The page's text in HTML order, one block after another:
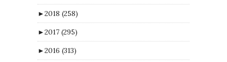
►2018 (258)
►2017 (295)
►2016 (313)